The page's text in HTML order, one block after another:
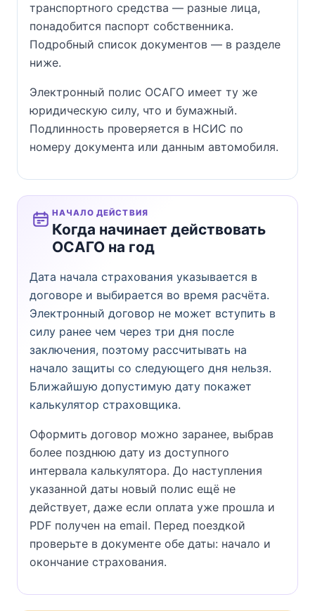
транспортного средства — разные лица,
понадобится паспорт собственника.
Подробный список документов — в разделе
ниже.
Электронный полис ОСАГО имеет ту же
юридическую силу, что и бумажный.
Подлинность проверяется в НСИС по
номеру документа или данным автомобиля.
НАЧАЛО ДЕЙСТВИЯ
Когда начинает действовать
ОСАГО на год
Дата начала страхования указывается в
договоре и выбирается во время расчёта.
Электронный договор не может вступить в
силу ранее чем через три дня после
заключения, поэтому рассчитывать на
начало защиты со следующего дня нельзя.
Ближайшую допустимую дату покажет
калькулятор страховщика.
Оформить договор можно заранее, выбрав
более позднюю дату из доступного
интервала калькулятора. До наступления
указанной даты новый полис ещё не
действует, даже если оплата уже прошла и
PDF получен на email. Перед поездкой
проверьте в документе обе даты: начало и
окончание страхования.